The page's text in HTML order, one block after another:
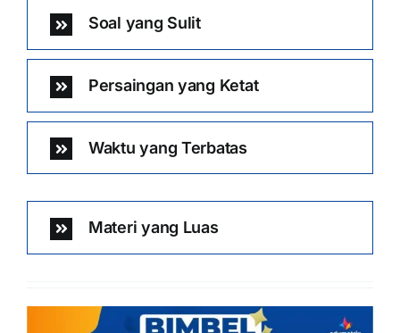
Soal yang Sulit
Persaingan yang Ketat
Waktu yang Terbatas
Materi yang Luas